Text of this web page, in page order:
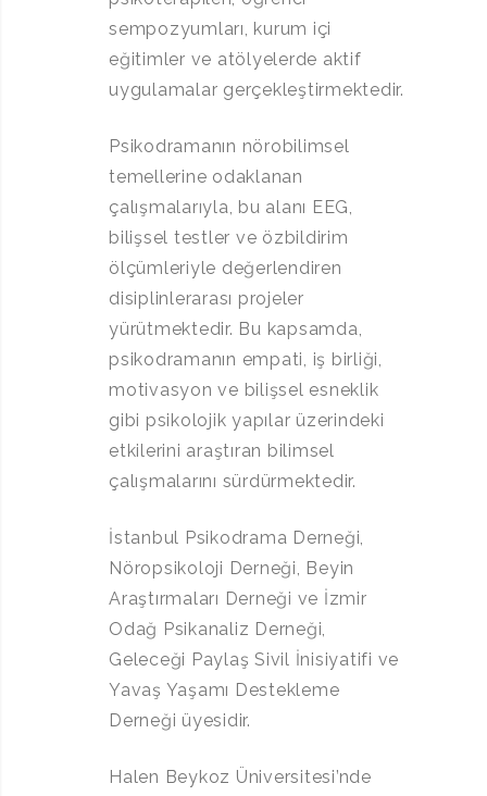
sempozyumları, kurum içi
eğitimler ve atölyelerde aktif
uygulamalar gerçekleştirmektedir.
Psikodramanın nörobilimsel
temellerine odaklanan
çalışmalarıyla, bu alanı EEG,
bilişsel testler ve özbildirim
ölçümleriyle değerlendiren
disiplinlerarası projeler
yürütmektedir. Bu kapsamda,
psikodramanın empati, iş birliği,
motivasyon ve bilişsel esneklik
gibi psikolojik yapılar üzerindeki
etkilerini araştıran bilimsel
çalışmalarını sürdürmektedir.
İstanbul Psikodrama Derneği,
Nöropsikoloji Derneği, Beyin
Araştırmaları Derneği ve İzmir
Odağ Psikanaliz Derneği,
Geleceği Paylaş Sivil İnisiyatifi ve
Yavaş Yaşamı Destekleme
Derneği üyesidir.
Halen Beykoz Üniversitesi’nde